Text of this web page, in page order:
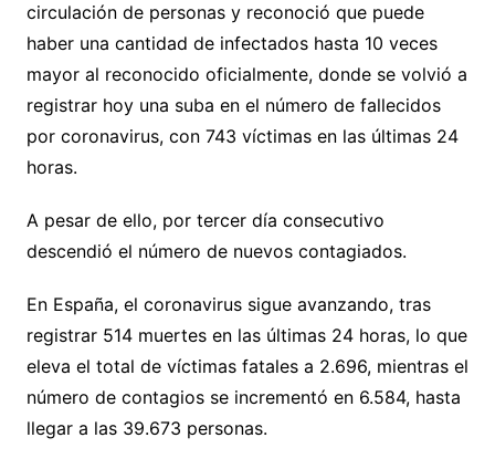
circulación de personas y reconoció que puede
haber una cantidad de infectados hasta 10 veces
mayor al reconocido oficialmente, donde se volvió a
registrar hoy una suba en el número de fallecidos
por coronavirus, con 743 víctimas en las últimas 24
horas.
A pesar de ello, por tercer día consecutivo
descendió el número de nuevos contagiados.
En España, el coronavirus sigue avanzando, tras
registrar 514 muertes en las últimas 24 horas, lo que
eleva el total de víctimas fatales a 2.696, mientras el
número de contagios se incrementó en 6.584, hasta
llegar a las 39.673 personas.